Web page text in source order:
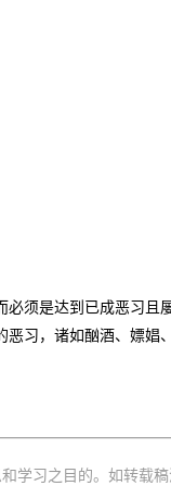
须是达到已成恶习且
习，诸如酗酒、嫖娼
学习之目的。如转载